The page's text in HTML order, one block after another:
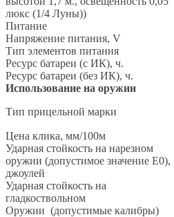
люкс (1/4 Луны))
Питание
Напряжение питания, V
Тип элементов питания
Ресурс батареи (с ИК), ч.
Ресурс батареи (без ИК), ч.
Использование на оружии
Тип прицельной марки
Цена клика, мм/100м
Ударная стойкость на нарезном
оружии (допустимое значение E0),
джоулей
Ударная стойкость на
гладкоствольном
Оружии (допустимые калибры)